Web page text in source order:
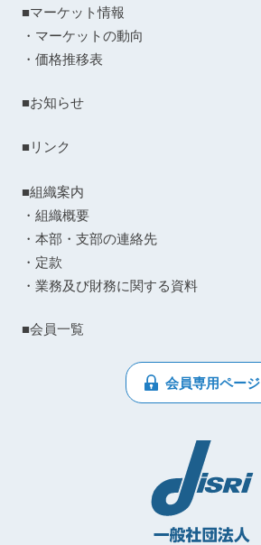
■マーケット情報
・マーケットの動向
・価格推移表
■お知らせ
■リンク
■組織案内
・組織概要
・本部・支部の連絡先
・定款
・業務及び財務に関する資料
■会員一覧
会員専用ページ